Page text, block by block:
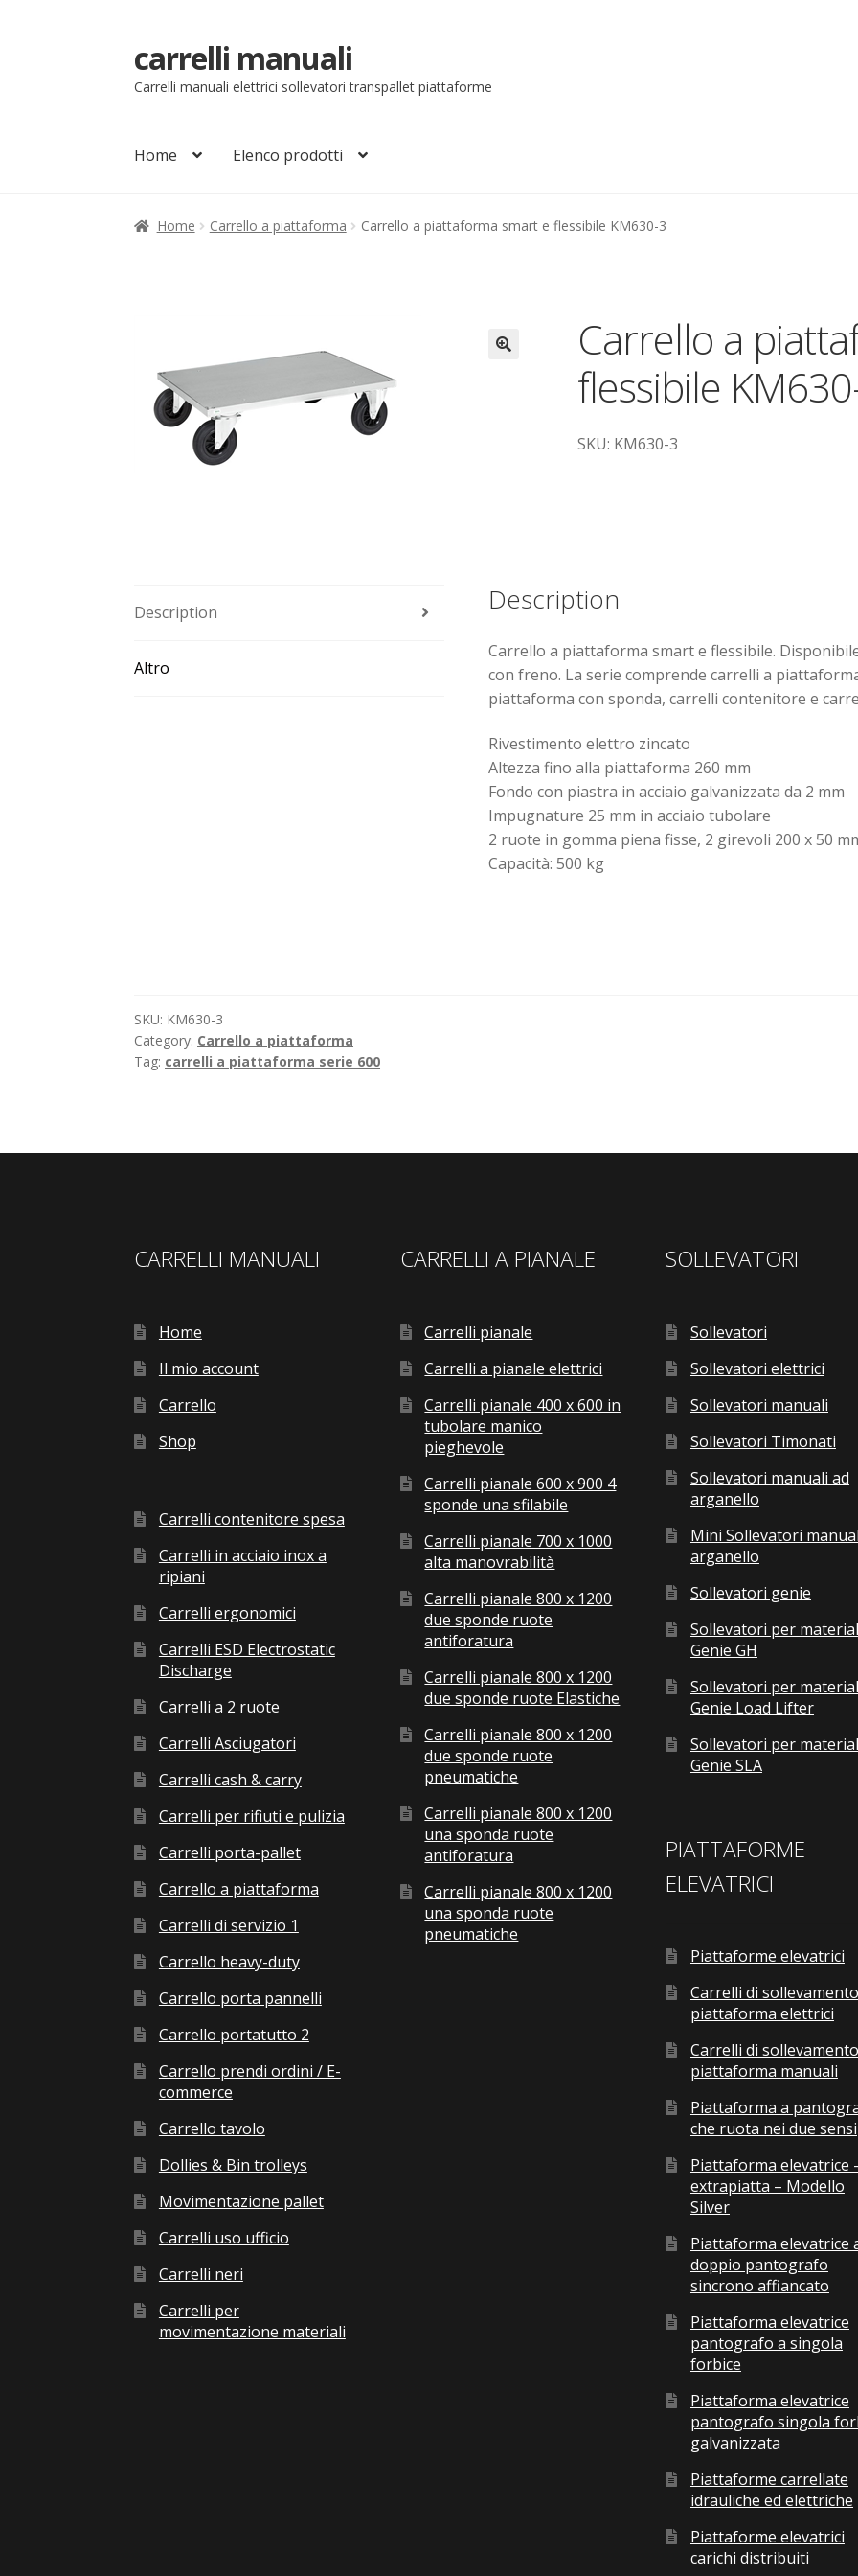
Vai
alla
navigazione
Vai
al
contenuto
carrelli manuali
Carrelli manuali elettrici sollevatori transpallet piattaforme
Home Elenco prodotti
Home Carrello Chi siamo Come ordinare Come registrarsi al sito Contatticostruttori
Home Carrello a piattaforma Carrello a piattaforma smart e flessibile KM630-3
Carrello a
flessibile
SKU: KM630-3
Description
Altro
Description
Carrello a piattaforma smart e flessibile.
con freno. La serie comprende carrelli a
piattaforma con sponda, carrelli contenitore e
Rivestimento elettro zincato
Altezza fino alla piattaforma 260 mm
Fondo con piastra in acciaio galvanizzata da 2 mm
Impugnature 25 mm in acciaio tubolare
2 ruote in gomma piena fisse, 2 girevoli 200 x 50
Capacità: 500 kg
SKU: KM630-3
Category: Carrello a piattaforma
Tag: carrelli a piattaforma serie 600
CARRELLI MANUALI
Home
Il mio account
Carrello
Shop
Carrelli contenitore spesa
Carrelli in acciaio inox a
ripiani
Carrelli ergonomici
Carrelli ESD Electrostatic
Discharge
Carrelli a 2 ruote
Carrelli Asciugatori
Carrelli cash & carry
Carrelli per rifiuti e pulizia
Carrelli porta-pallet
Carrello a piattaforma
Carrelli di servizio 1
Carrello heavy-duty
Carrello porta pannelli
Carrello portatutto 2
Carrello prendi ordini / E-
commerce
Carrello tavolo
Dollies & Bin trolleys
Movimentazione pallet
Carrelli uso ufficio
Carrelli neri
Carrelli per
movimentazione materiali
CARRELLI A PIANALE
Carrelli pianale
Carrelli a pianale elettrici
Carrelli pianale 400 x 600 in
tubolare manico
pieghevole
Carrelli pianale 600 x 900 4
sponde una sfilabile
Carrelli pianale 700 x 1000
alta manovrabilità
Carrelli pianale 800 x 1200
due sponde ruote
antiforatura
Carrelli pianale 800 x 1200
due sponde ruote Elastiche
Carrelli pianale 800 x 1200
due sponde ruote
pneumatiche
Carrelli pianale 800 x 1200
una sponda ruote
antiforatura
Carrelli pianale 800 x 1200
una sponda ruote
pneumatiche
SOLLEVATORI
Sollevatori
Sollevatori elettrici
Sollevatori manuali
Sollevatori Timonati
Sollevatori manuali ad
arganello
Mini Sollevatori
arganello
Sollevatori genie
Sollevatori per
Genie GH
Sollevatori per
Genie Load Lifter
Sollevatori per
Genie SLA
PIATTAFORME
ELEVATRICI
Piattaforme elevatrici
Carrelli di
piattaforma elettrici
Carrelli di
piattaforma manuali
Piattaforma a
che ruota nei due sensi
Piattaforma elevatrice
extrapiatta – Modello
Silver
Piattaforma elevatrice
doppio pantografo
sincrono affiancato
Piattaforma elevatrice
pantografo a singola
forbice
Piattaforma elevatrice
pantografo singola
galvanizzata
Piattaforme carrellate
idrauliche ed elettriche
Piattaforme elevatrici
carichi distribuiti